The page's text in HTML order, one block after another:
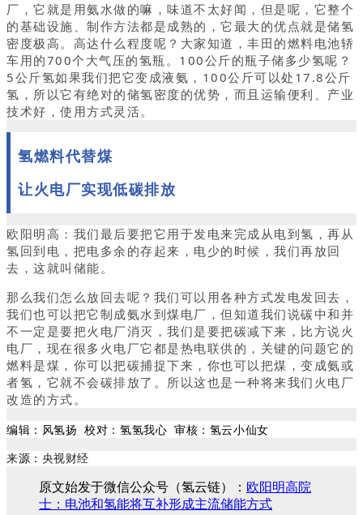
厂，它就是用氨水做的嘛，味道不太好闻，但是呢，它整个
的基础设施、制作方法都是成熟的，它最大的优点就是储氢
密度极高。高达什么程度呢？大家知道，丰田的燃料电池轿
车用的700个大气压的氢瓶。100公斤的瓶子储多少氢呢？
5公斤氢如果我们把它变成液氨，100公斤可以处17.8公斤
氢，所以它有绝对的储氢密度的优势，而且运输便利、产业
技术好，使用方式灵活。
氢燃料代替煤
让火电厂实现低碳排放
欧阳明高：我们最后要把它用于发电来完成从电到氢，再从
氢回到电，把电多余的存起来，电少的时候，我们再放回
去，这就叫储能。
那么我们怎么放回去呢？我们可以用各种方式发电发回去，
我们也可以把它制成氨水到煤电厂，但知道我们说碳中和并
不一定是要把火电厂消灭，我们是要把碳减下来，比方说火
电厂，现在很多火电厂它都是热电联供的，关键的问题它的
燃料是煤，你可以把碳捕捉下来，你也可以把煤，变成氨或
者氢，它就不会碳排放了。所以这也是一种将来我们火电厂
改造的方式。
编辑：风氢扬 校对：氢氢我心 审核：氢云小仙女
来源： 央视财经
原文始发于微信公众号（氢云链）： 欧阳明高院
士：电池和氢能将互补形成主流储能方式